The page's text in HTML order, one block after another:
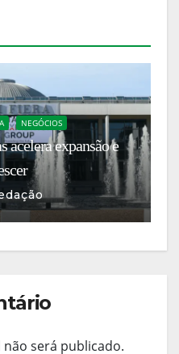
NEGÓCIOS
acelera expansão e
não será publicado.